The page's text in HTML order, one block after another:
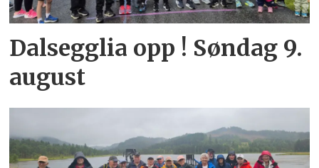
Dalsegglia opp ! Søndag 9.
august